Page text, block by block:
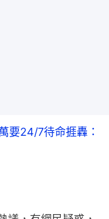
要24/7待命捱轟：